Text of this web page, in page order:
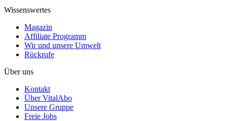
Wissenswertes
Magazin
Affiliate Programm
Wir und unsere Umwelt
Rückrufe
Über uns
Kontakt
Über VitalAbo
Unsere Gruppe
Freie Jobs